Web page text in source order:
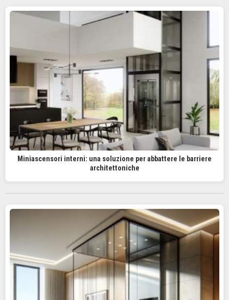
Miniascensori interni: una soluzione per abbattere le barriere
architettoniche